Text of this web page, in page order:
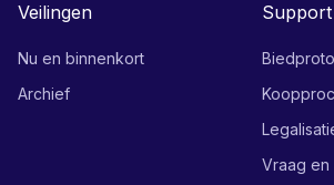
Veilingen
Nu en binnenkort
Archief
Support
Vraag en